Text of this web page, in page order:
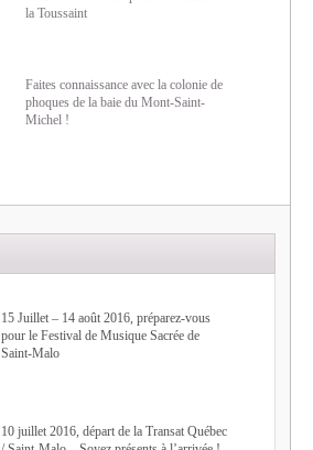
la Toussaint
Faites connaissance avec la colonie de
phoques de la baie du Mont-Saint-
Michel !
15 Juillet – 14 août 2016, préparez-vous
pour le Festival de Musique Sacrée de
Saint-Malo
10 juillet 2016, départ de la Transat Québec